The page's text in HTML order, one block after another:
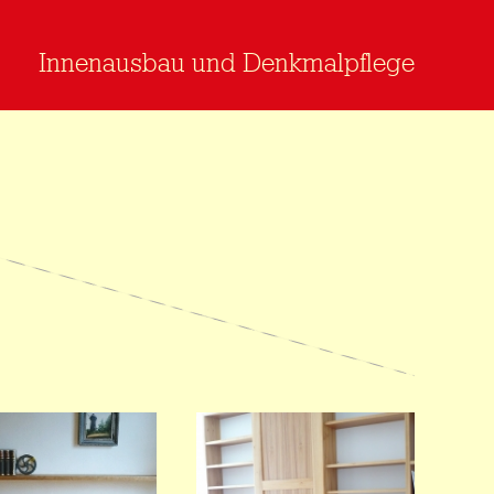
Innenausbau und Denkmalpflege